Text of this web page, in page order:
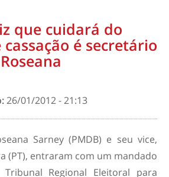
que cuidará do
cassação é secretário
26/01/2012 - 21:13
Sarney (PMDB) e seu vice,
(PT), entraram com um mandado
Regional Eleitoral para